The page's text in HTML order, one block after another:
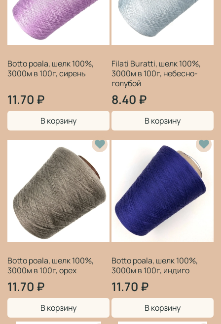
Botto poala, шелк 100%,
3000м в 100г, сирень
11.70 ₽
В корзину
Filati Buratti, шелк 100%,
3000м в 100г, небесно-
голубой
8.40 ₽
В корзину
Botto poala, шелк 100%,
3000м в 100г, орех
11.70 ₽
В корзину
Botto poala, шелк 100%,
3000м в 100г, индиго
11.70 ₽
В корзину